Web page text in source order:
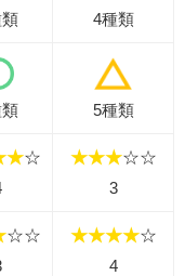
4種類
5種類
☆
★★★☆☆
3
☆☆
★★★★☆
4